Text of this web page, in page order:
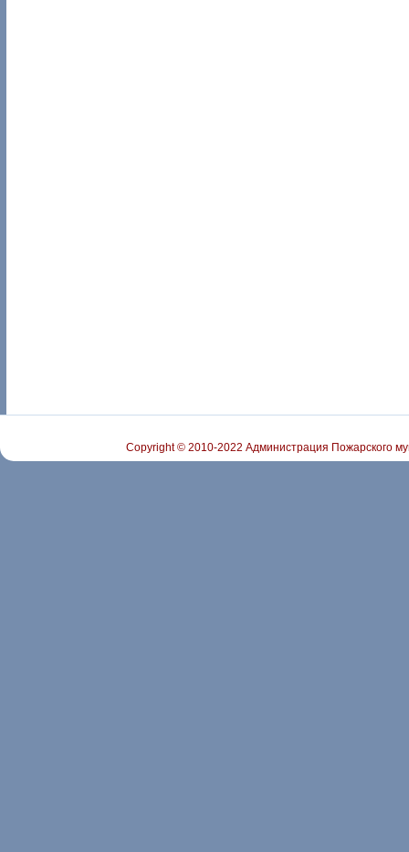
Copyright © 2010-2022 Администрация Пожарского